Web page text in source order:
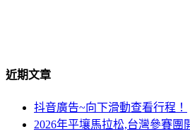
搭乘飛機。
近期文章
抖音廣告~向下滑動查看行程！
2026年平壤馬拉松,台灣參賽團